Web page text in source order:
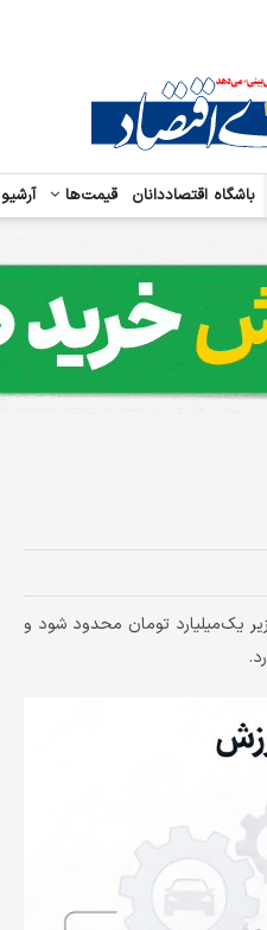
باشگاه اقتصاددانان قیمت‌ها آرشیو
یک‌میلیارد تومان محدود شود و